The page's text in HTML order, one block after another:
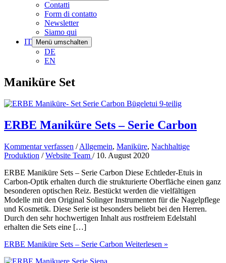
Contatti
Form di contatto
Newsletter
Siamo qui
IT
Menü umschalten
DE
EN
Maniküre Set
ERBE Maniküre Sets – Serie Carbon
Kommentar verfassen /Allgemein, Maniküre, Nachhaltige
Produktion /Website Team / 10. August 2020
ERBE Maniküre Sets – Serie Carbon Diese Echtleder-Etuis in
Carbon-Optik erhalten durch die strukturierte Oberfläche einen ganz
besonderen optischen Reiz. Bestückt werden die vielfältigen
Modelle mit den Original Solinger Instrumenten für die Nagelpflege
und Kosmetik. Diese Serie ist besonders beliebt bei den Herren.
Durch den sehr hochwertigen Inhalt aus rostfreiem Edelstahl
erhalten die Sets eine […]
ERBE Maniküre Sets – Serie Carbon Weiterlesen »